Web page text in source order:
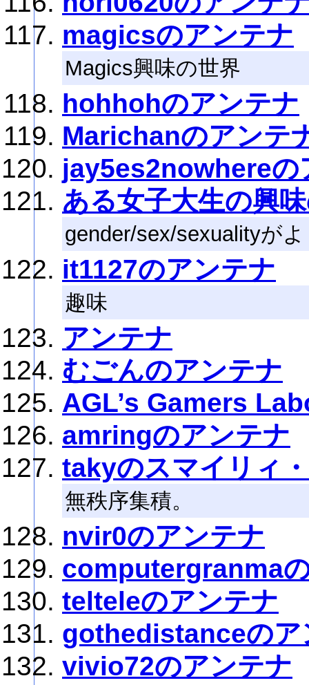
magicsのアンテナ
Magics興味の世界
hohhohのアンテナ
Marichanのアンテ
jay5es2nowhereの
ある女子大生の興
gender/sex/sexualityが
it1127のアンテナ
趣味
アンテナ
むごんのアンテナ
AGL’s Gamers
amringのアンテナ
takyのスマイリィ
無秩序集積。
nvir0のアンテナ
computergranma
telteleのアンテナ
gothedistanceのア
vivio72のアンテナ